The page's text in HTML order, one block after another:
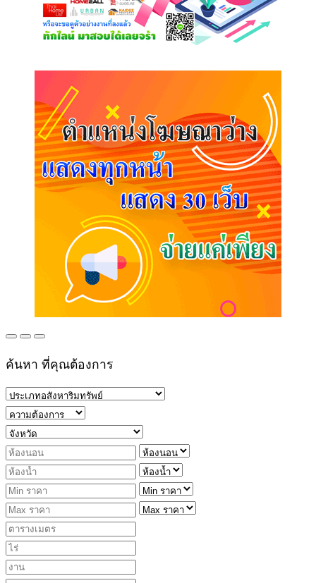
ค้นหา ที่คุณต้องการ